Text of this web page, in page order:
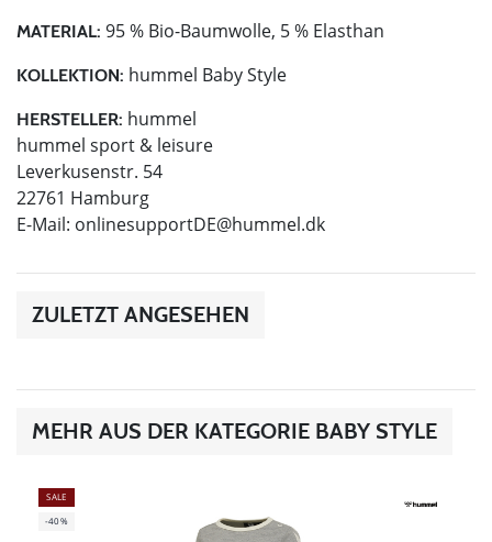
MATERIAL: 95 % Bio-Baumwolle, 5 % Elasthan
KOLLEKTION: hummel Baby Style
HERSTELLER: hummel
hummel sport & leisure
Leverkusenstr. 54
22761 Hamburg
E-Mail: onlinesupportDE@hummel.dk
ZULETZT ANGESEHEN
MEHR AUS DER KATEGORIE BABY STYLE
SALE
-40%